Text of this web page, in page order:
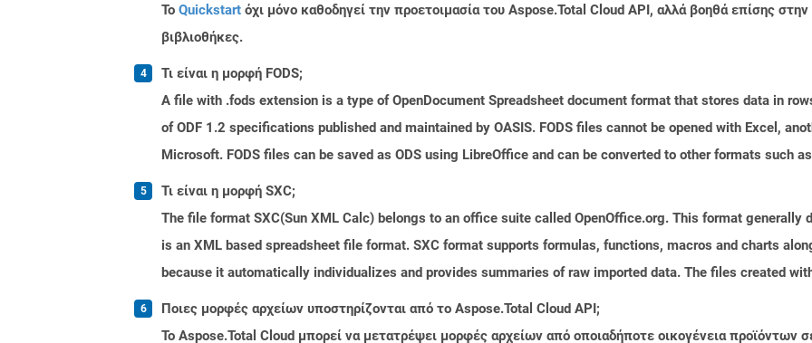
Το Quickstart όχι μόνο καθοδηγεί την προετοιμασία του Aspose.Total Cloud API, αλλά βοηθά επίσης
βιβλιοθήκες.
Τι είναι η μορφή FODS;
A file with .fods extension is a type of OpenDocument Spreadsheet document format that stores data in
of ODF 1.2 specifications published and maintained by OASIS. FODS files cannot be opened with Excel,
Microsoft. FODS files can be saved as ODS using LibreOffice and can be converted to other formats such
Τι είναι η μορφή SXC;
The file format SXC(Sun XML Calc) belongs to an office suite called OpenOffice.org. This format generally
is an XML based spreadsheet file format. SXC format supports formulas, functions, macros and charts
because it automatically individualizes and provides summaries of raw imported data. The files created
Ποιες μορφές αρχείων υποστηρίζονται από το Aspose.Total Cloud API;
Το Aspose.Total Cloud μπορεί να μετατρέψει μορφές αρχείων από οποιαδήποτε οικογένεια προϊόντων